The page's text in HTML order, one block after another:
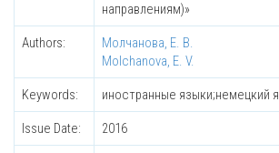
направлениям)»
Authors:
Молчанова, Е. В.
Molchanova, E. V.
Keywords: иностранные языки;немецкий
Issue Date: 2016